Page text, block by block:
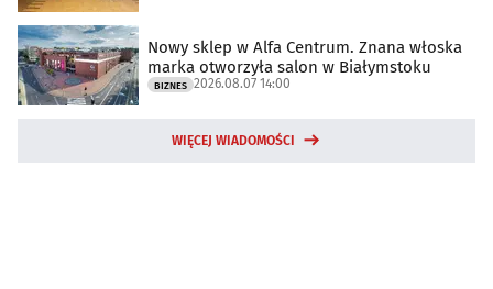
Nowy sklep w Alfa Centrum. Znana włoska
marka otworzyła salon w Białymstoku
BIZNES 2026.08.07 14:00
WIĘCEJ WIADOMOŚCI